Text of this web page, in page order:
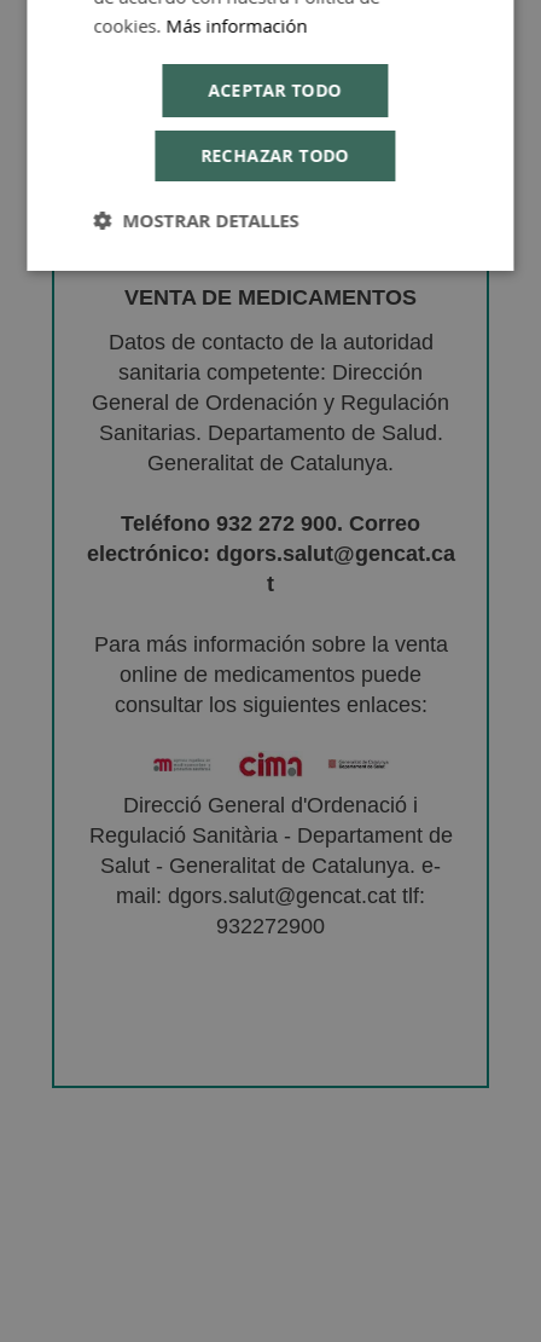
VENTA DE MEDICAMENTOS
Datos de contacto de la autoridad
sanitaria competente: Dirección
General de Ordenación y Regulación
Sanitarias. Departamento de Salud.
Generalitat de Catalunya.
Teléfono 932 272 900. Correo
electrónico: dgors.salut@gencat.ca
t
Para más información sobre la venta
online de medicamentos puede
consultar los siguientes enlaces:
Direcció General d'Ordenació i
Regulació Sanitària - Departament de
Salut - Generalitat de Catalunya. e-
mail: dgors.salut@gencat.cat tlf:
932272900
cookies. Más información
ACEPTAR TODO
RECHAZAR TODO
MOSTRAR DETALLES